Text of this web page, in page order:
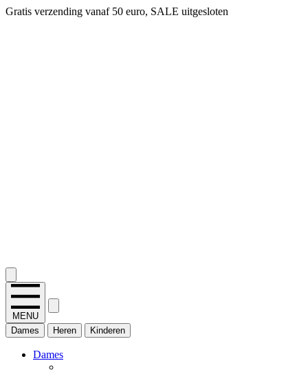
Gratis verzending vanaf 50 euro, SALE uitgesloten
MENU
Dames
Heren Kinderen
Dames